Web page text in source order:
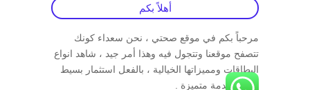
أهلاً بكم
مرحباً بكم في موقع صحتي ، نحن سعداء كونك
تتصفح موقعنا وتتجول فيه وهذا أمر جيد ، شاهد انواع
البطاقات ومميزاتها الخيالية ، بالفعل استثمار بسيط
مقابل خدمة متميزة .